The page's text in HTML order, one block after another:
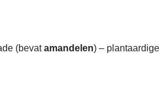
(bevatamandelen) – plantaardige